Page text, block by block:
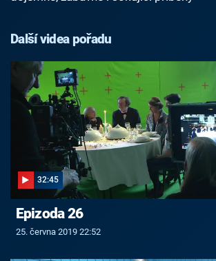
Další videa pořadu
32:45
Epizoda 26
25. června 2019 22:52